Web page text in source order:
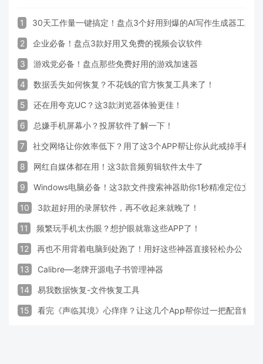
1 30天工作量一键搞定！盘点3个好用到爆的AI写作生成器工具
2 企业必备！盘点3款好用又免费的视频会议软件
3 游戏党必备！盘点那些免费好用的游戏加速器
4 数据丢失如何恢复？不花钱的官方恢复工具来了！
5 还在用夸克UC？这3款浏览器体验更佳！
6 总嫌手机屏幕小？投屏软件了解一下！
7 社交网络让你效率低下？用了这3个APP帮让你从此戒掉手机！
8 网红自媒体都在用！这3款音频剪辑软件太牛了
9 Windows电脑必备！这3款文件搜索神器助你1秒精准定位文件
10 3款超好用的录屏软件，再不收起来就晚了！
11 频繁玩手机太伤眼？想护眼就靠这些APP了！
12 再也不用背着电脑到处跑了！用好这些神器直接轻松办公
13 Calibre—老牌开源电子书管理神器
14 易我数据恢复-文件恢复工具
15 看完《声临其境》心痒痒？让这几个App帮你过一把配音瘾